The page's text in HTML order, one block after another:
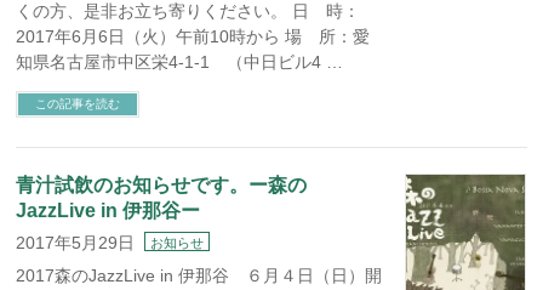
くの方、是非お立ち寄りください。 日 時：
2017年6月6日（火）午前10時から 場 所：愛
知県名古屋市中区栄4-1-1 （中日ビル4 …
この記事を読む
青汁試飲のお知らせです。ー森の
JazzLive in 伊那谷ー
2017年5月29日 お知らせ
2017森のJazzLive in 伊那谷 ６月４日（日）開